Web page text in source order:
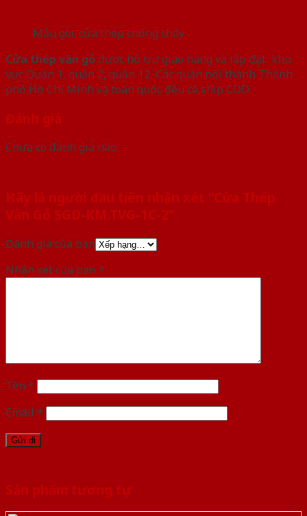
Mẫu góc cửa thép chống cháy
Cửa thép vân gỗ được hỗ trợ giao hàng và lắp đặt khu
vực Quận 1, quận 2, quận 12, Các quận nội thành Thành
phố Hồ Chí Minh và toàn quốc đều có ship COD.
Đánh giá
Chưa có đánh giá nào.
Hãy là người đầu tiên nhận xét “Cửa Thép
Vân Gỗ SGD-KM.TVG-1C-2”
Đánh giá của bạn
Nhận xét của bạn *
Tên *
Email *
Sản phẩm tương tự